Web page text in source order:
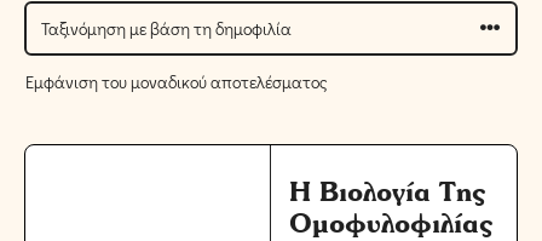
Εμφάνιση του μοναδικού αποτελέσματος
Η Βιολογία Της
Ομοφυλοφιλίας